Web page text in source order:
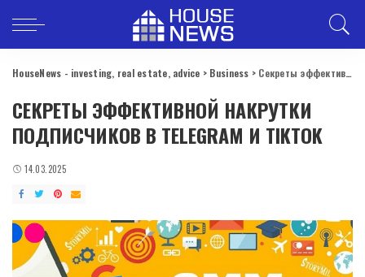
HouseNews - investing, real estate, advice > Business > Секреты эффективной накрутки подписчиков в Telegram и TikTok
СЕКРЕТЫ ЭФФЕКТИВНОЙ НАКРУТКИ
ПОДПИСЧИКОВ В TELEGRAM И TIKTOK
14.03.2025